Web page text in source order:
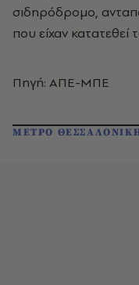
σιδηρόδρομο,
που είχαν
Πηγή: ΑΠΕ-ΜΠΕ
ΜΕΤΡΟ